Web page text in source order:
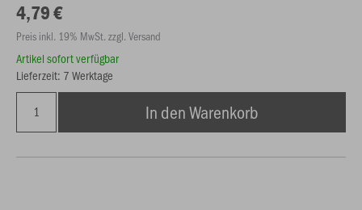
4,79 €
Preis inkl. 19% MwSt. zzgl. Versand
Artikel sofort verfügbar
Lieferzeit: 7 Werktage
In den Warenkorb